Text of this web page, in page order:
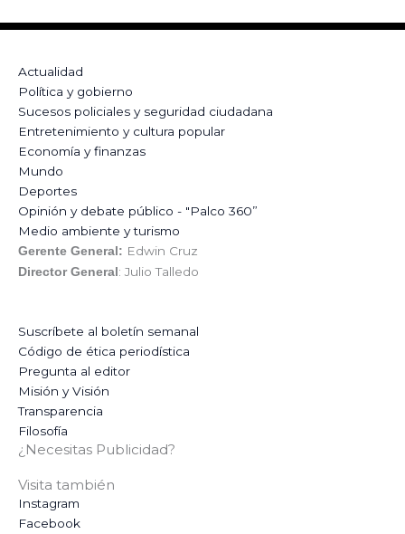
Actualidad
Política y gobierno
Sucesos policiales y seguridad ciudadana
Entretenimiento y cultura popular
Economía y finanzas
Mundo
Deportes
Opinión y debate público - "Palco 360”
Medio ambiente y turismo
Gerente General: Edwin Cruz
Director General: Julio Talledo
Suscríbete al boletín semanal
Código de ética periodística
Pregunta al editor
Misión y Visión
Transparencia
Filosofía
¿Necesitas Publicidad?
Visita también
Instagram
Facebook